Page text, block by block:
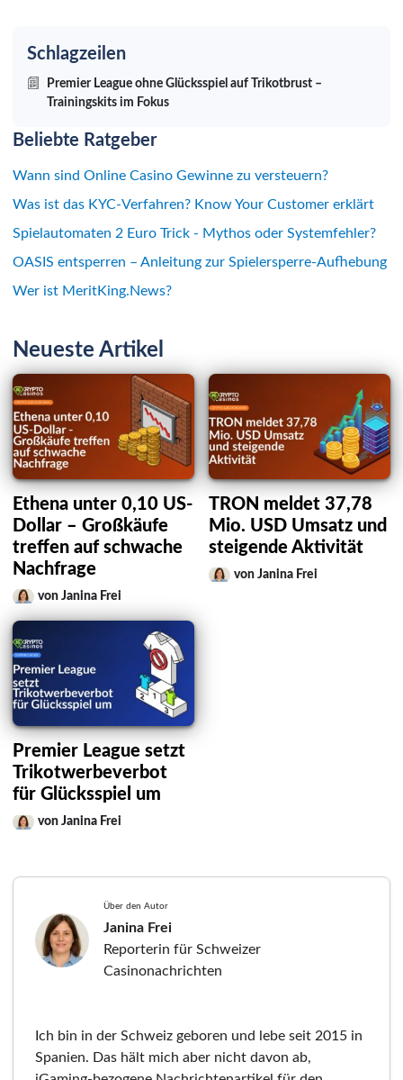
Schlagzeilen
Premier League ohne Glücksspiel auf Trikotbrust –
Trainingskits im Fokus
Beliebte Ratgeber
Wann sind Online Casino Gewinne zu versteuern?
Was ist das KYC-Verfahren? Know Your Customer erklärt
Spielautomaten 2 Euro Trick - Mythos oder Systemfehler?
OASIS entsperren – Anleitung zur Spielersperre-Aufhebung
Wer ist MeritKing.News?
Neueste Artikel
Ethena unter 0,10 US-
Dollar – Großkäufe
treffen auf schwache
Nachfrage
von Janina Frei
TRON meldet 37,78
Mio. USD Umsatz und
steigende Aktivität
von Janina Frei
Premier League setzt
Trikotwerbeverbot
für Glücksspiel um
von Janina Frei
Über den Autor
Janina Frei
Reporterin für Schweizer
Casinonachrichten
Ich bin in der Schweiz geboren und lebe seit 2015 in
Spanien. Das hält mich aber nicht davon ab,